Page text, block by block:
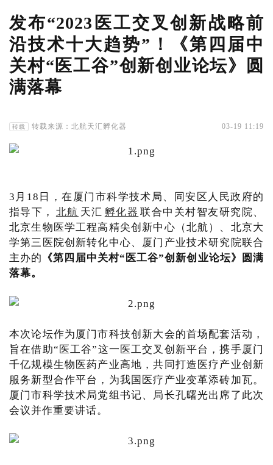
发布“2023医工交叉创新战略前
沿技术十大趋势”！《第四届中
关村“医工谷”创新创业论坛》圆
满落幕
转载 转载来源：北航天汇孵化器 03-19 11:19
3月18日，在厦门市科学技术局、同安区人民政府的
指导下，
北航 天汇 孵化器 联合中关村智友研究院、
北京生物医学工程高精尖创新中心（北航）、北京大
学第三医院创新转化中心、厦门产业技术研究院联合
主办的 《第四届中关村“医工谷”创新创业论坛》圆满
落幕。
本次论坛作为厦门市科技创新大会的首场配套活动，
旨在借助“医工谷”这一医工交叉创新平台，携手厦门
千亿规模生物医药产业高地，共同打造医疗产业创新
服务新型合作平台，为我国医疗产业变革添砖加瓦。
厦门市科学技术局党组书记、局长孔曙光出席了此次
会议并作重要讲话。